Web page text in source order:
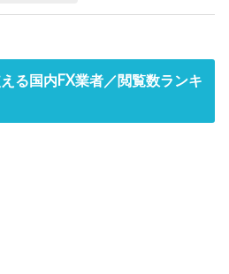
る国内FX業者／閲覧数ランキ